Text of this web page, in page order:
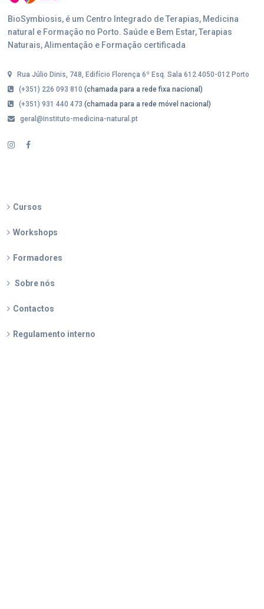
BioSymbiosis, é um Centro Integrado de Terapias, Medicina
natural e Formação no Porto. Saúde e Bem Estar, Terapias
Naturais, Alimentação e Formação certificada
Rua Júlio Dinis, 748, Edifício Florença 6º Esq. Sala 612 4050-012 Porto
(+351) 226 093 810 (chamada para a rede fixa nacional)
(+351) 931 440 473 (chamada para a rede móvel nacional)
geral@instituto-medicina-natural.pt
Cursos
Workshops
Formadores
Sobre nós
Contactos
Regulamento interno